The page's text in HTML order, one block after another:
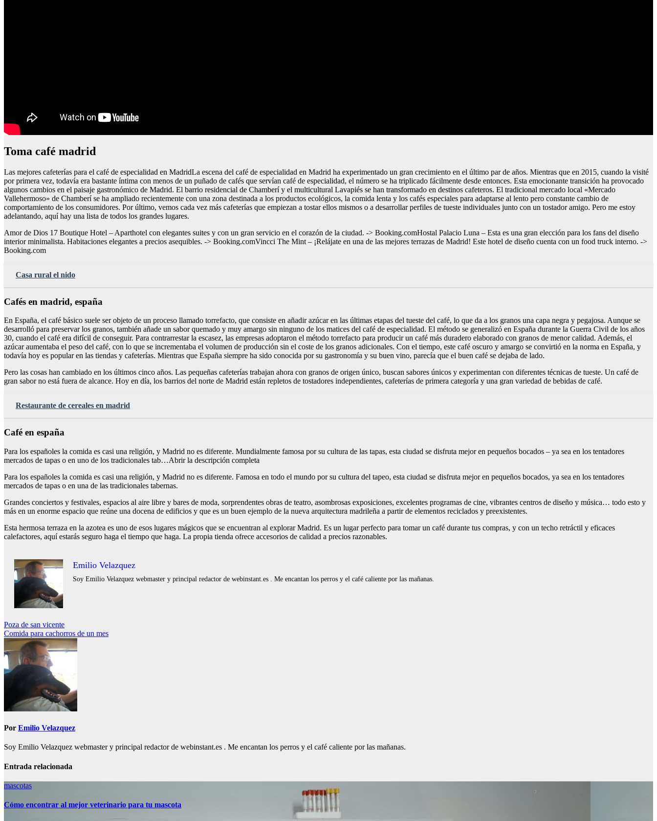
Toma café madrid
Las mejores cafeterías para el café de especialidad en MadridLa escena del café de especialidad en Madrid ha experimentado un gran crecimiento en el último par de años. Mientras que en 2015, cuando la visité
por primera vez, todavía era bastante íntima con menos de un puñado de cafés que servían café de especialidad, el número se ha triplicado fácilmente desde entonces. Esta emocionante transición ha provocado
algunos cambios en el paisaje gastronómico de Madrid. El barrio residencial de Chamberí y el multicultural Lavapiés se han transformado en destinos cafeteros. El tradicional mercado local «Mercado
Vallehermoso» de Chamberí se ha ampliado recientemente con una zona destinada a los productos ecológicos, la comida lenta y los cafés especiales para adaptarse al lento pero constante cambio de
comportamiento de los consumidores. Por último, vemos cada vez más cafeterías que empiezan a tostar ellos mismos o a desarrollar perfiles de tueste individuales junto con un tostador amigo. Pero me estoy
adelantando, aquí hay una lista de todos los grandes lugares.
Amor de Dios 17 Boutique Hotel – Aparthotel con elegantes suites y con un gran servicio en el corazón de la ciudad. -> Booking.comHostal Palacio Luna – Esta es una gran elección para los fans del diseño
interior minimalista. Habitaciones elegantes a precios asequibles. -> Booking.comVincci The Mint – ¡Relájate en una de las mejores terrazas de Madrid! Este hotel de diseño cuenta con un food truck interno. ->
Booking.com
Casa rural el nido
Cafés en madrid, españa
En España, el café básico suele ser objeto de un proceso llamado torrefacto, que consiste en añadir azúcar en las últimas etapas del tueste del café, lo que da a los granos una capa negra y pegajosa. Aunque se
desarrolló para preservar los granos, también añade un sabor quemado y muy amargo sin ninguno de los matices del café de especialidad. El método se generalizó en España durante la Guerra Civil de los años
30, cuando el café era difícil de conseguir. Para contrarrestar la escasez, las empresas adoptaron el método torrefacto para producir un café más duradero elaborado con granos de menor calidad. Además, el
azúcar aumentaba el peso del café, con lo que se incrementaba el volumen de producción sin el coste de los granos adicionales. Con el tiempo, este café oscuro y amargo se convirtió en la norma en España, y
todavía hoy es popular en las tiendas y cafeterías. Mientras que España siempre ha sido conocida por su gastronomía y su buen vino, parecía que el buen café se dejaba de lado.
Pero las cosas han cambiado en los últimos cinco años. Las pequeñas cafeterías trabajan ahora con granos de origen único, buscan sabores únicos y experimentan con diferentes técnicas de tueste. Un café de
gran sabor no está fuera de alcance. Hoy en día, los barrios del norte de Madrid están repletos de tostadores independientes, cafeterías de primera categoría y una gran variedad de bebidas de café.
Restaurante de cereales en madrid
Café en españa
Para los españoles la comida es casi una religión, y Madrid no es diferente. Mundialmente famosa por su cultura de las tapas, esta ciudad se disfruta mejor en pequeños bocados – ya sea en los tentadores
mercados de tapas o en uno de los tradicionales tab…Abrir la descripción completa
Para los españoles la comida es casi una religión, y Madrid no es diferente. Famosa en todo el mundo por su cultura del tapeo, esta ciudad se disfruta mejor en pequeños bocados, ya sea en los tentadores
mercados de tapas o en una de las tradicionales tabernas.
Grandes conciertos y festivales, espacios al aire libre y bares de moda, sorprendentes obras de teatro, asombrosas exposiciones, excelentes programas de cine, vibrantes centros de diseño y música… todo esto y
más en un enorme espacio que reúne una docena de edificios y que es un buen ejemplo de la nueva arquitectura madrileña a partir de elementos reciclados y preexistentes.
Esta hermosa terraza en la azotea es uno de esos lugares mágicos que se encuentran al explorar Madrid. Es un lugar perfecto para tomar un café durante tus compras, y con un techo retráctil y eficaces
calefactores, aquí estarás seguro haga el tiempo que haga. La propia tienda ofrece accesorios de calidad a precios razonables.
Emilio Velazquez
Soy Emilio Velazquez webmaster y principal redactor de webinstant.es . Me encantan los perros y el café caliente por las mañanas.
Navegación
de
entradas
Poza de san vicente
Comida para cachorros de un mes
Por Emilio Velazquez
Soy Emilio Velazquez webmaster y principal redactor de webinstant.es . Me encantan los perros y el café caliente por las mañanas.
Entrada relacionada
mascotas
Cómo encontrar al mejor veterinario para tu mascota